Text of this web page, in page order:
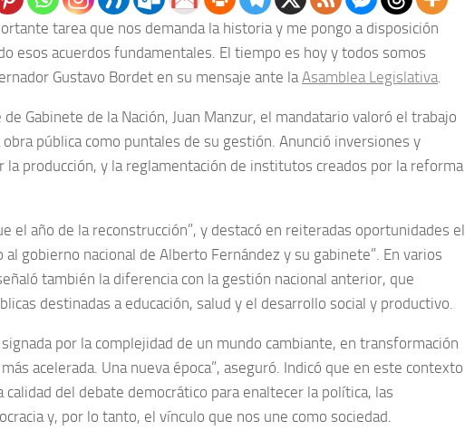
tarea que nos demanda la historia y me pongo a disposición
esos acuerdos fundamentales. El tiempo es hoy y todos somos
Gustavo Bordet en su mensaje ante laAsamblea Legislativa.
Gabinete de la Nación, Juan Manzur, el mandatario valoró el trabajo
pública como puntales de su gestión. Anunció inversiones y
la producción, y la reglamentación de institutos creados por la reforma
el año de la reconstrucción”, y destacó en reiteradas oportunidades el
gobierno nacional de Alberto Fernández y su gabinete”. En varios
también la diferencia con la gestión nacional anterior, que
destinadas a educación, salud y el desarrollo social y productivo.
por la complejidad de un mundo cambiante, en transformación
acelerada. Una nueva época”, aseguró. Indicó que en este contexto
calidad del debate democrático para enaltecer la política, las
y, por lo tanto, el vínculo que nos une como sociedad.